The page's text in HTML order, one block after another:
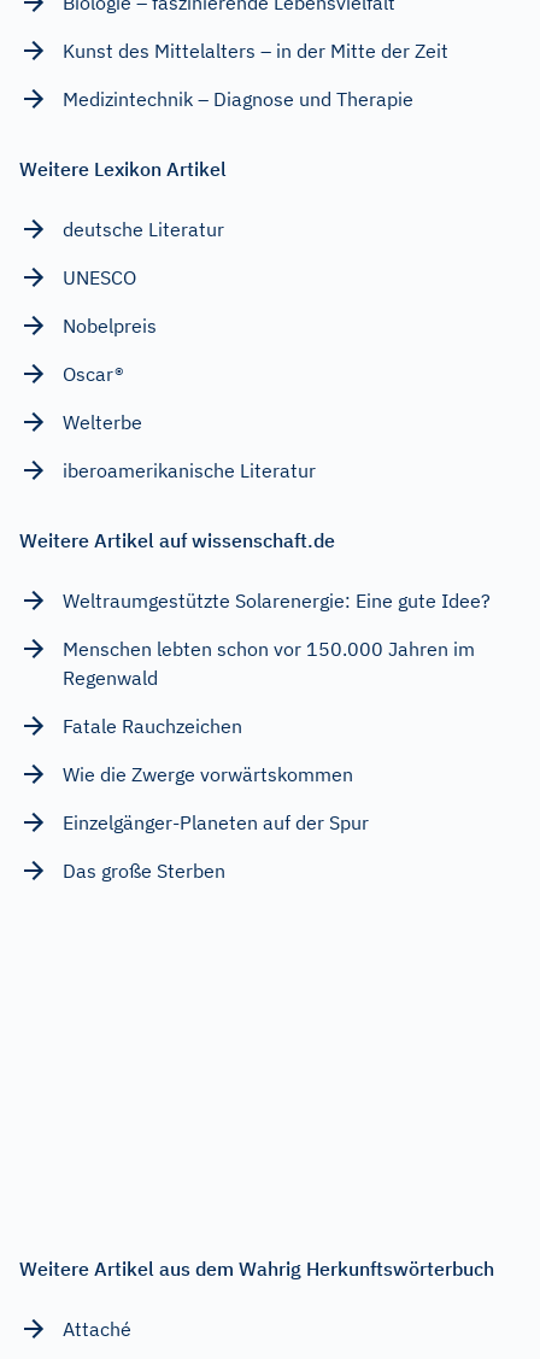
Kunst des Mittelalters – in der Mitte der Zeit
Medizintechnik – Diagnose und Therapie
Weitere Lexikon Artikel
deutsche Literatur
UNESCO
Nobelpreis
Oscar®
Welterbe
iberoamerikanische Literatur
Weitere Artikel auf wissenschaft.de
Weltraumgestützte Solarenergie: Eine gute Idee?
Menschen lebten schon vor 150.000 Jahren im
Regenwald
Fatale Rauchzeichen
Wie die Zwerge vorwärtskommen
Einzelgänger-Planeten auf der Spur
Das große Sterben
Weitere Artikel aus dem Wahrig Herkunftswörterbuch
Attaché